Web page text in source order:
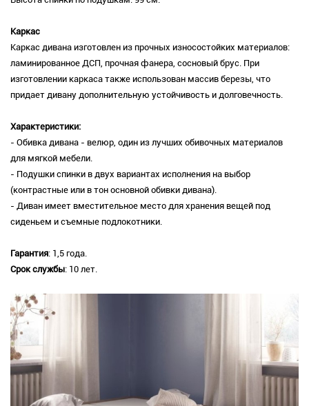
Каркас
Каркас дивана изготовлен из прочных износостойких материалов:
ламинированное ДСП, прочная фанера, сосновый брус. При
изготовлении каркаса также использован массив березы, что
придает дивану дополнительную устойчивость и долговечность.
Характеристики:
- Обивка дивана - велюр, один из лучших обивочных материалов
для мягкой мебели.
- Подушки спинки в двух вариантах исполнения на выбор
(контрастные или в тон основной обивки дивана).
- Диван имеет вместительное место для хранения вещей под
сиденьем и съемные подлокотники.
Гарантия: 1,5 года.
Срок службы: 10 лет.